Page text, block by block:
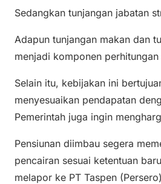
Sedangkan tunjangan jabatan
Adapun tunjangan makan dan
menjadi komponen
Selain itu, kebijakan ini
menyesuaikan pendapatan
Pemerintah juga ingin
Pensiunan diimbau segera
pencairan sesuai ketentuan
melapor ke PT Taspen